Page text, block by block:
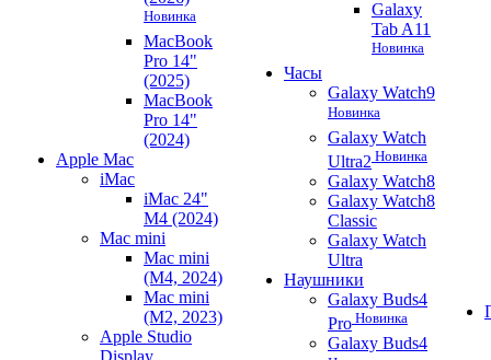
Новинка
MacBook
Pro 14"
(2025)
MacBook
Pro 14"
(2024)
Apple Mac
iMac
iMac 24"
M4 (2024)
Mac mini
Mac mini
(M4, 2024)
Mac mini
(M2, 2023)
Apple Studio
Display
Galaxy
Tab A11
Новинка
Часы
Galaxy Watch9
Новинка
Galaxy Watch
Ultra2 Новинка
Galaxy Watch8
Galaxy Watch8
Classic
Galaxy Watch
Ultra
Наушники
Galaxy Buds4
Pro Новинка
Galaxy Buds4